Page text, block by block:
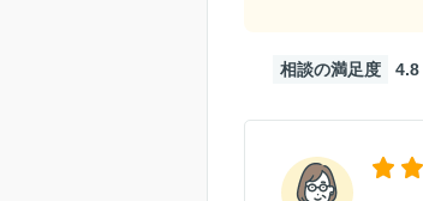
相談の満足度 4.8